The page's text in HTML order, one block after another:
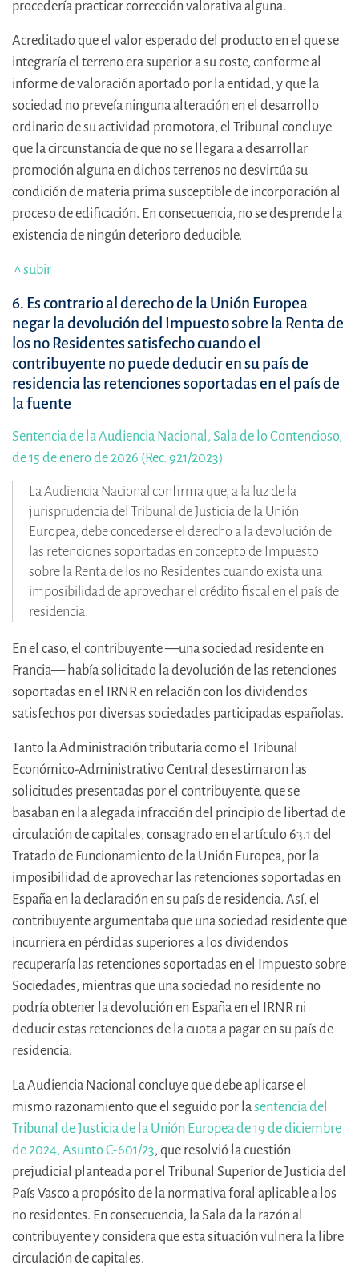
procedería practicar corrección valorativa alguna.
Acreditado que el valor esperado del producto en el que se
integraría el terreno era superior a su coste, conforme al
informe de valoración aportado por la entidad, y que la
sociedad no preveía ninguna alteración en el desarrollo
ordinario de su actividad promotora, el Tribunal concluye
que la circunstancia de que no se llegara a desarrollar
promoción alguna en dichos terrenos no desvirtúa su
condición de materia prima susceptible de incorporación al
proceso de edificación. En consecuencia, no se desprende la
existencia de ningún deterioro deducible.
^ subir
6. Es contrario al derecho de la Unión Europea
negar la devolución del Impuesto sobre la Renta de
los no Residentes satisfecho cuando el
contribuyente no puede deducir en su país de
residencia las retenciones soportadas en el país de
la fuente
Sentencia de la Audiencia Nacional, Sala de lo Contencioso,
de 15 de enero de 2026 (Rec. 921/2023)
La Audiencia Nacional confirma que, a la luz de la
jurisprudencia del Tribunal de Justicia de la Unión
Europea, debe concederse el derecho a la devolución de
las retenciones soportadas en concepto de Impuesto
sobre la Renta de los no Residentes cuando exista una
imposibilidad de aprovechar el crédito fiscal en el país de
residencia.
En el caso, el contribuyente —una sociedad residente en
Francia— había solicitado la devolución de las retenciones
soportadas en el IRNR en relación con los dividendos
satisfechos por diversas sociedades participadas españolas.
Tanto la Administración tributaria como el Tribunal
Económico-Administrativo Central desestimaron las
solicitudes presentadas por el contribuyente, que se
basaban en la alegada infracción del principio de libertad de
circulación de capitales, consagrado en el artículo 63.1 del
Tratado de Funcionamiento de la Unión Europea, por la
imposibilidad de aprovechar las retenciones soportadas en
España en la declaración en su país de residencia. Así, el
contribuyente argumentaba que una sociedad residente que
incurriera en pérdidas superiores a los dividendos
recuperaría las retenciones soportadas en el Impuesto sobre
Sociedades, mientras que una sociedad no residente no
podría obtener la devolución en España en el IRNR ni
deducir estas retenciones de la cuota a pagar en su país de
residencia.
La Audiencia Nacional concluye que debe aplicarse el
mismo razonamiento que el seguido por lasentencia del
Tribunal de Justicia de la Unión Europea de 19 de diciembre
de 2024, Asunto C-601/23, que resolvió la cuestión
prejudicial planteada por el Tribunal Superior de Justicia del
País Vasco a propósito de la normativa foral aplicable a los
no residentes. En consecuencia, la Sala da la razón al
contribuyente y considera que esta situación vulnera la libre
circulación de capitales.